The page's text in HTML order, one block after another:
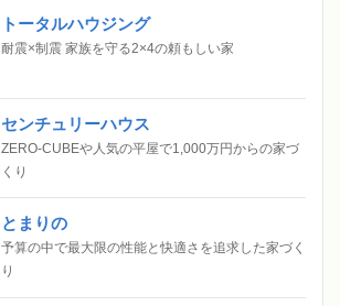
トータルハウジング
耐震×制震 家族を守る2×4の頼もしい家
センチュリーハウス
ZERO-CUBEや人気の平屋で1,000万円からの家づ
くり
とまりの
予算の中で最大限の性能と快適さを追求した家づく
り